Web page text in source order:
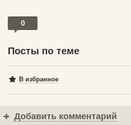
0
Посты по теме
В избранное
Добавить комментарий